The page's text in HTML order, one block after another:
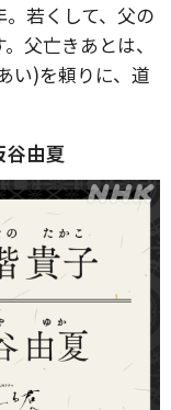
若くして、父の
父亡きあとは、
い)を頼りに、道
由夏